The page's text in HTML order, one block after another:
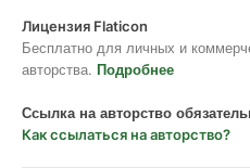
Лицензия Flaticon
Бесплатно для личных и
авторства. Подробнее
Ссылка на авторство
Как ссылаться на авторство?